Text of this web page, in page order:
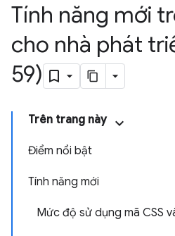
Tính năng mới
cho nhà phát
59)
Trên trang này
Điểm nổi bật
Tính năng mới
Mức độ sử dụng mã CSS